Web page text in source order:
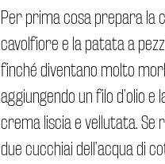
Per prima cosa prepara la
cavolfiore e la patata a
finché diventano molto
aggiungendo un filo d’olio
crema liscia e vellutata. Se
due cucchiai dell’acqua di